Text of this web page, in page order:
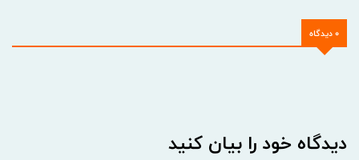
0 دیدگاه
دیدگاه خود را بیان کنید